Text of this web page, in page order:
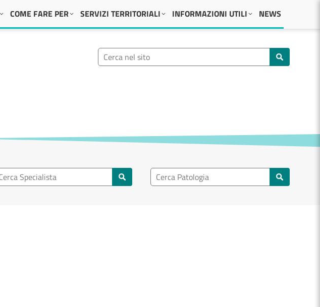
COME FARE PER SERVIZI TERRITORIALI INFORMAZIONI UTILI NEWS
Ricerca nel sito
specialisti Ricerca nel patologia